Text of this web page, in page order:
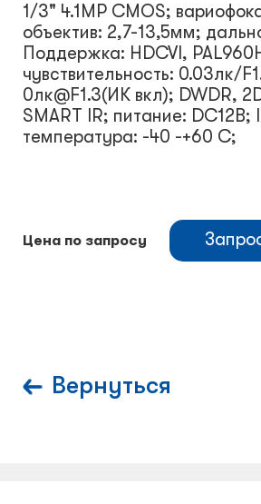
1/3" 4.1MP CMOS;
объектив: 2,7-13,5мм;
Поддержка: HDCVI,
чувствительность: 0.03лк/
0лк@F1.3(ИК вкл); DWDR,
SMART IR; питание: DC12В;
температура: -40 -+60 С;
Цена по запросу
Вернуться